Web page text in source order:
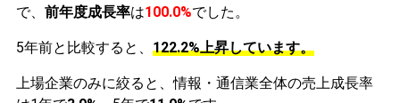
で、 前年度成長率は100.0%でした。
5年前と比較すると、 122.2%上昇しています。
上場企業のみに絞ると、情報・通信業全体の売上成長率